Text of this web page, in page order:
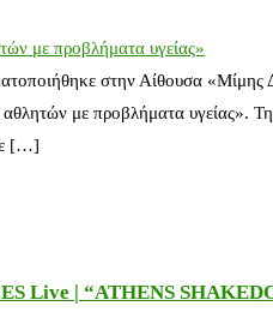
με προβλήματα υγείας»
στην Αίθουσα
με προβλήματα υγείας».
[…]
Live | “ATHENS